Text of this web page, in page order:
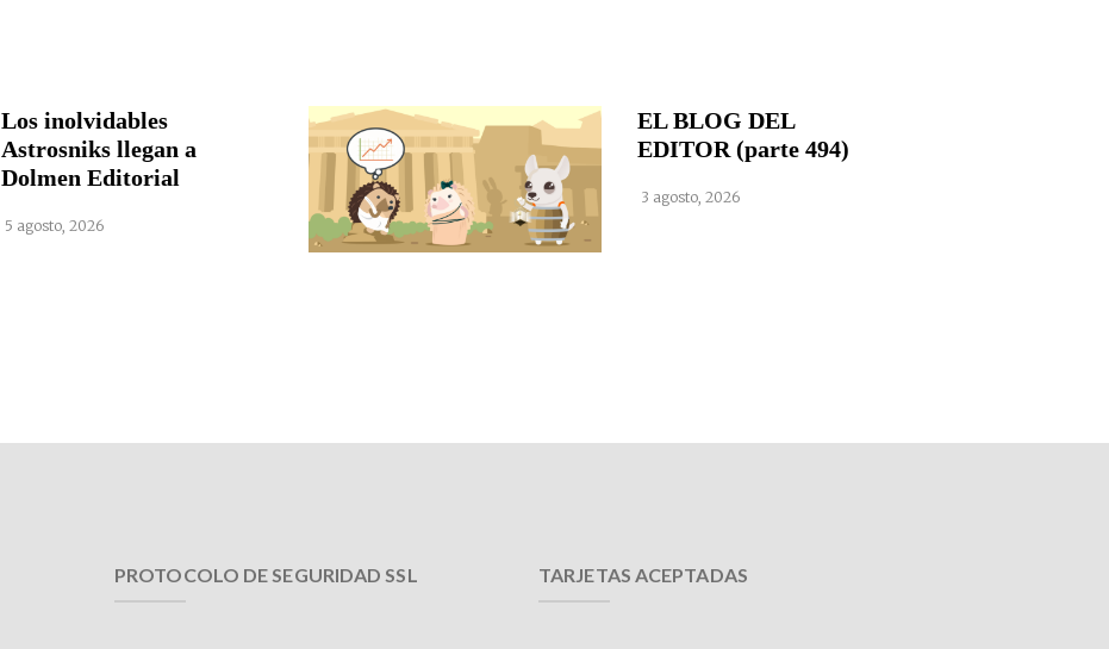
Los inolvidables
Astrosniks llegan a
Dolmen Editorial
5 agosto, 2026
EL BLOG DEL
EDITOR (parte 494)
3 agosto, 2026
PROTOCOLO DE SEGURIDAD SSL TARJETAS ACEPTADAS